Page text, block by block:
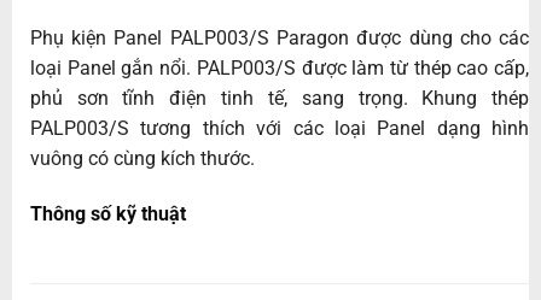
Phụ kiện Panel PALP003/S Paragon được dùng cho các
loại Panel gắn nổi. PALP003/S được làm từ thép cao cấp,
phủ sơn tĩnh điện tinh tế, sang trọng. Khung thép
PALP003/S tương thích với các loại Panel dạng hình
vuông có cùng kích thước.
Thông số kỹ thuật